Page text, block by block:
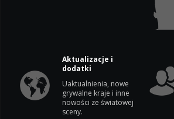
Aktualizacje i
dodatki
Uaktualnienia, nowe
grywalne kraje i inne
nowości ze światowej
sceny.